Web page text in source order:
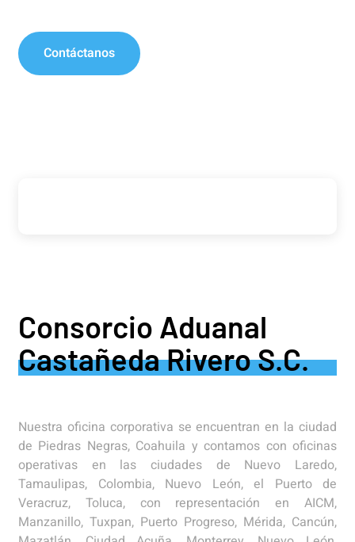
Contáctanos
Consorcio Aduanal
Castañeda Rivero S.C.
Nuestra oficina corporativa se encuentran en la ciudad
de Piedras Negras, Coahuila y contamos con oficinas
operativas en las ciudades de Nuevo Laredo,
Tamaulipas, Colombia, Nuevo León, el Puerto de
Veracruz, Toluca, con representación en AICM,
Manzanillo, Tuxpan, Puerto Progreso, Mérida, Cancún,